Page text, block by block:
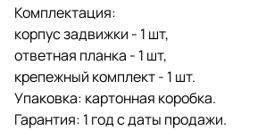
Комплектация:
корпус задвижки - 1 шт,
ответная планка - 1 шт,
крепежный комплект - 1 шт.
Упаковка: картонная коробка.
Гарантия: 1 год с даты продажи.